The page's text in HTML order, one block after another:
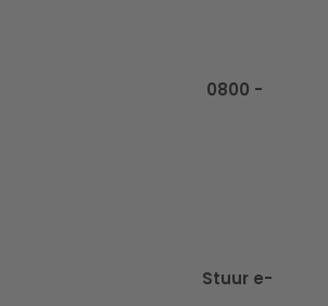
0800 -
Stuur e-